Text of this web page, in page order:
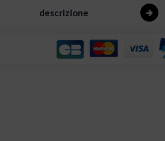
descrizione